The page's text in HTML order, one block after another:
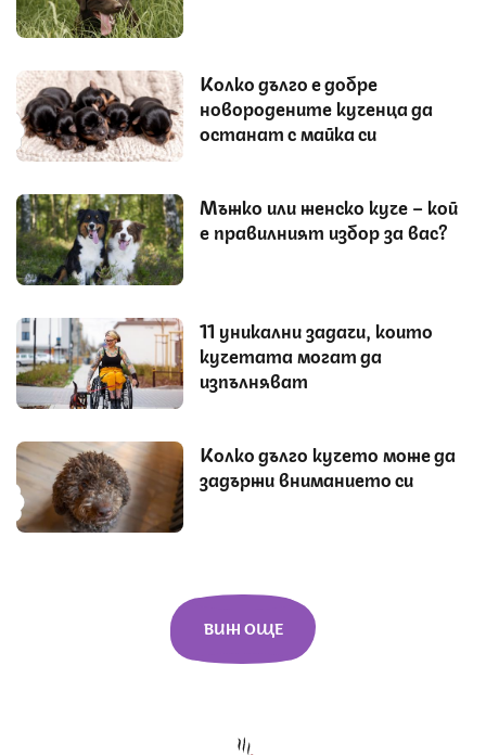
Колко дълго е добре
новородените кученца да
останат с майка си
Мъжко или женско куче – кой
е правилният избор за вас?
11 уникални задачи, които
кучетата могат да
изпълняват
Колко дълго кучето може да
задържи вниманието си
ВИЖ ОЩЕ